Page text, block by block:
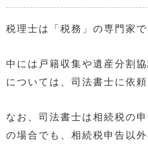
税理士は「税務」の専門家
中には戸籍収集や遺産分割
については、司法書士に依
なお、司法書士は相続税の
の場合でも、相続税申告以